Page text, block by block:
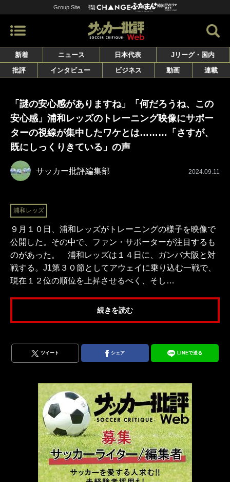
Group Site
新着 ニュース 日本代表
Jリーグ・国内
批評
インタビュー ビジネス 動画 連載
「謎の安心感がありますね」「何だろうね、この
安心感」浦和レッズのトレーニング映像にサポー
ターの視線が集中したワケとは………「さすが、
既にしっくりきている」の声
サッカー批評編集部 2024.09.11
浦和レッズ
９月１０日、浦和レッズがトレーニングの様子を映像で
公開した。その中で、ファン・サポーターが注目するも
のがあった。 浦和レッズは１４日に、ガンバ大阪と対
戦する。J1第３０節としてアウェイに乗り込む一戦で、
現在１２位の順位を上昇させるべく、そし…
続きを読む
ツイート シェア LINEで送る